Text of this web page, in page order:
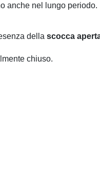
anche nel lungo periodo.
della scocca
chiuso.